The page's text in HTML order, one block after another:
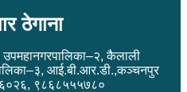
ठेगाना
उपमहानगरपालिका–२, कैलाली
आई.बी.आर.डी.,कञ्चनपुर
९८६८५५५७८०